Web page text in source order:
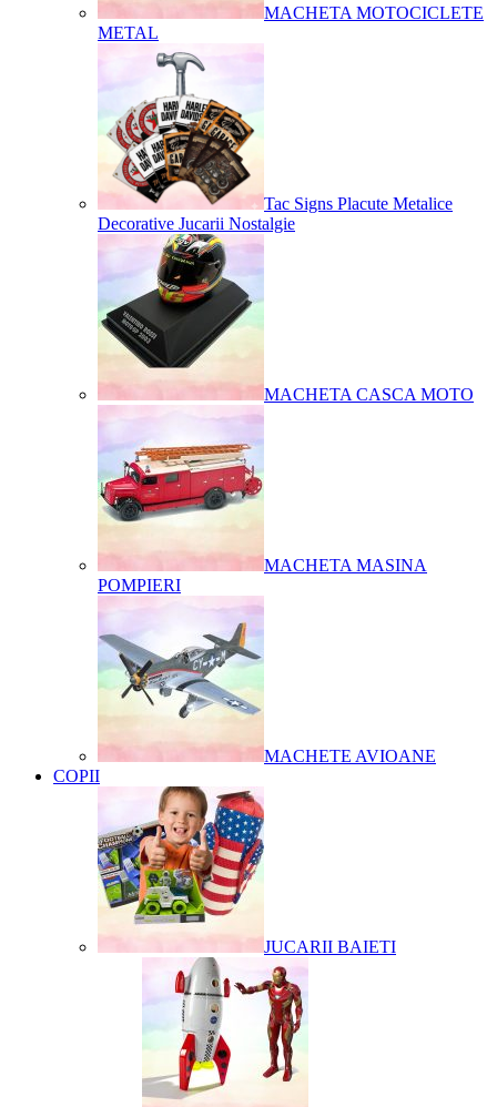
MACHETA MOTOCICLETE
METAL
Tac Signs Placute Metalice
Decorative Jucarii Nostalgie
MACHETA CASCA MOTO
MACHETA MASINA
POMPIERI
MACHETE AVIOANE
COPII
JUCARII BAIETI